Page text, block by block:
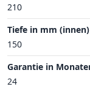
210
Tiefe in mm (innen)
150
Garantie in
24